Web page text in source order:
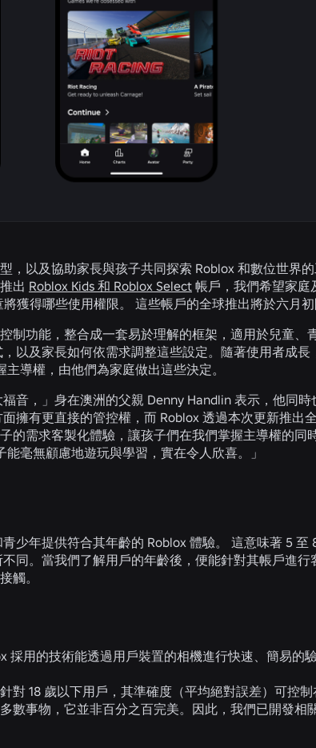
，以及協助家長與孩子共同探索 Roblox 和數位世界
出 Roblox Kids 和 Roblox Select 帳戶，我們希望家庭
獲得哪些使用權限。 這些帳戶的全球推出將於六月初
制功能，整合成一套易於理解的框架，適用於兒童、
以及家長如何依需求調整這些設定。隨著使用者成長
導權，由他們為家庭做出這些決定。
音，」身在澳洲的父親 Denny Handlin 表示，他同時
擁有更直接的管控權，而 Roblox 透過本次更新推出
的需求客製化體驗，讓孩子們在我們掌握主導權的同
毫無顧慮地遊玩與學習，實在令人欣喜。」
少年提供符合其年齡的 Roblox 體驗。 這意味著 5 至
同。當我們了解用戶的年齡後，便能針對其帳戶進行
觸。
採用的技術能透過用戶裝置的相機進行快速、簡易的
對 18 歲以下用戶，其準確度（平均絕對誤差）可控制
數事物，它並非百分之百完美。因此，我們已開發相